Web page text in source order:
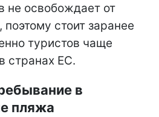
не освобождает от
поэтому стоит заранее
туристов чаще
странах ЕС.
в
пляжа